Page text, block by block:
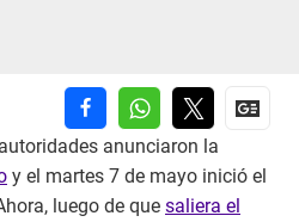
anunciaron la
y el martes 7 de mayo inició el
luego de que saliera el